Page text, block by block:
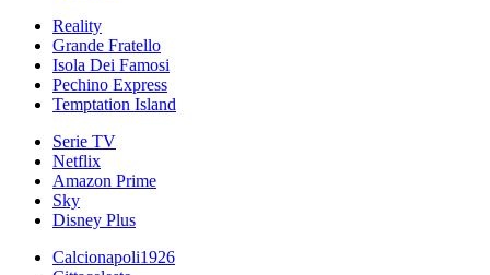
Reality
Grande Fratello
Isola Dei Famosi
Pechino Express
Temptation Island
Serie TV
Netflix
Amazon Prime
Sky
Disney Plus
Calcionapoli1926